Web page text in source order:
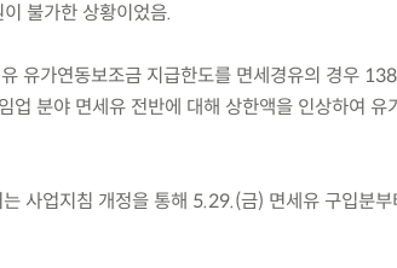
불가한 상황이었음.
유가연동보조금 지급한도를 면세경유의 경우
분야 면세유 전반에 대해 상한액을 인상하여 유
사업지침 개정을 통해 5.29.(금) 면세유 구입분부